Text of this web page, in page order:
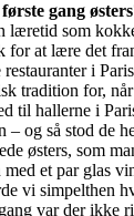
gang
læretid som
at lære det
i
tradition for,
til hallerne i
– og så stod de
østers, som
et par glas
vi simpelthen
var der ikke